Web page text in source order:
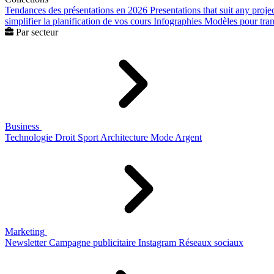
Tendances des présentations en 2026 Presentations that suit any
simplifier la planification de vos cours Infographies Modèles pour
Par secteur
Business
Technologie Droit Sport Architecture Mode Argent
Marketing
Newsletter Campagne publicitaire Instagram Réseaux sociaux